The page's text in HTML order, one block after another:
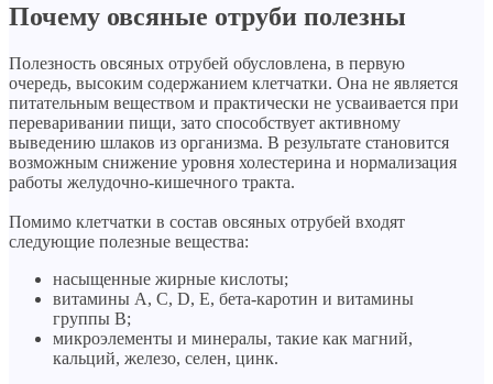
Почему овсяные отруби полезны
Полезность овсяных отрубей обусловлена, в первую
очередь, высоким содержанием клетчатки. Она не является
питательным веществом и практически не усваивается при
переваривании пищи, зато способствует активному
выведению шлаков из организма. В результате становится
возможным снижение уровня холестерина и нормализация
работы желудочно-кишечного тракта.
Помимо клетчатки в состав овсяных отрубей входят
следующие полезные вещества:
насыщенные жирные кислоты;
витамины А, С, D, E, бета-каротин и витамины
группы В;
микроэлементы и минералы, такие как магний,
кальций, железо, селен, цинк.